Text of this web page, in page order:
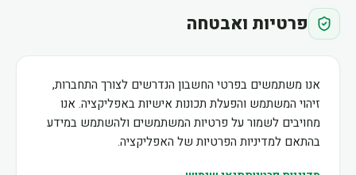
פרטיות ואבטחה
אנו משתמשים בפרטי החשבון הנדרשים לצורך התחברות,
זיהוי המשתמש והפעלת תכונות אישיות באפליקציה. אנו
מחויבים לשמור על פרטיות המשתמשים ולהשתמש במידע
בהתאם למדיניות הפרטיות של האפליקציה.